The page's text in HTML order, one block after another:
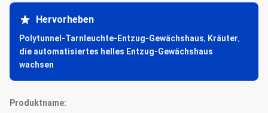
Hervorheben
Polytunnel-Tarnleuchte-Entzug-Gewächshaus, Kräuter,
die automatisiertes helles Entzug-Gewächshaus
wachsen
Produktname: